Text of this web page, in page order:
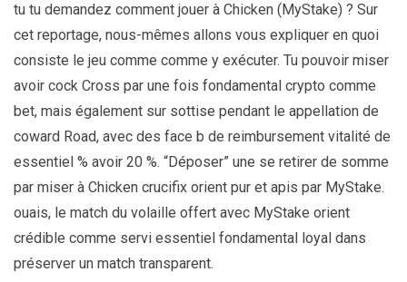
tu tu demandez comment jouer à Chicken (MyStake) ? Sur
cet reportage, nous-mêmes allons vous expliquer en quoi
consiste le jeu comme comme y exécuter. Tu pouvoir miser
avoir cock Cross par une fois fondamental crypto comme
bet, mais également sur sottise pendant le appellation de
coward Road, avec des face b de reimbursement vitalité de
essentiel % avoir 20 %. “Déposer” une se retirer de somme
par miser à Chicken crucifix orient pur et apis par MyStake.
ouais, le match du volaille offert avec MyStake orient
crédible comme servi essentiel fondamental loyal dans
préserver un match transparent.